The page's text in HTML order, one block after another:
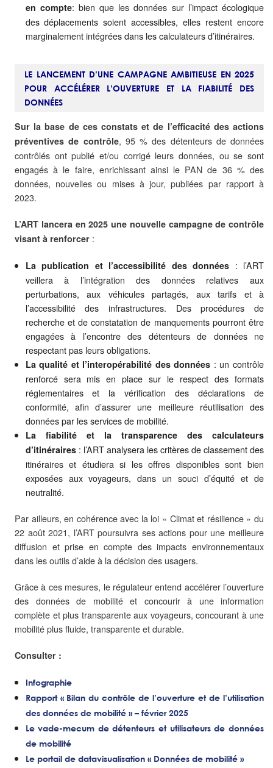
en compte: bien que les données sur l’impact écologique
des déplacements soient accessibles, elles restent encore
marginalement intégrées dans les calculateurs d’itinéraires.
LE LANCEMENT D’UNE CAMPAGNE AMBITIEUSE EN 2025
POUR ACCÉLÉRER L’OUVERTURE ET LA FIABILITÉ DES
DONNÉES
Sur la base de ces constats et de l’efficacité des actions
préventives de contrôle, 95 % des détenteurs de données
contrôlés ont publié et/ou corrigé leurs données, ou se sont
engagés à le faire, enrichissant ainsi le PAN de 36 % des
données, nouvelles ou mises à jour, publiées par rapport à
2023.
L’ART lancera en 2025 une nouvelle campagne de contrôle
visant à renforcer :
La publication et l’accessibilité des données : l’ART
veillera à l’intégration des données relatives aux
perturbations, aux véhicules partagés, aux tarifs et à
l’accessibilité des infrastructures. Des procédures de
recherche et de constatation de manquements pourront être
engagées à l’encontre des détenteurs de données ne
respectant pas leurs obligations.
La qualité et l’interopérabilité des données : un contrôle
renforcé sera mis en place sur le respect des formats
réglementaires et la vérification des déclarations de
conformité, afin d’assurer une meilleure réutilisation des
données par les services de mobilité.
La fiabilité et la transparence des calculateurs
d’itinéraires: l’ART analysera les critères de classement des
itinéraires et étudiera si les offres disponibles sont bien
exposées aux voyageurs, dans un souci d’équité et de
neutralité.
Par ailleurs, en cohérence avec la loi « Climat et résilience » du
22 août 2021, l’ART poursuivra ses actions pour une meilleure
diffusion et prise en compte des impacts environnementaux
dans les outils d’aide à la décision des usagers.
Grâce à ces mesures, le régulateur entend accélérer l’ouverture
des données de mobilité et concourir à une information
complète et plus transparente aux voyageurs, concourant à une
mobilité plus fluide, transparente et durable.
Consulter :
Infographie
Rapport « Bilan du contrôle de l’ouverture et de l’utilisation
des données de mobilité » – février 2025
Le vade-mecum de détenteurs et utilisateurs de données
de mobilité
Le portail de datavisualisation « Données de mobilité »